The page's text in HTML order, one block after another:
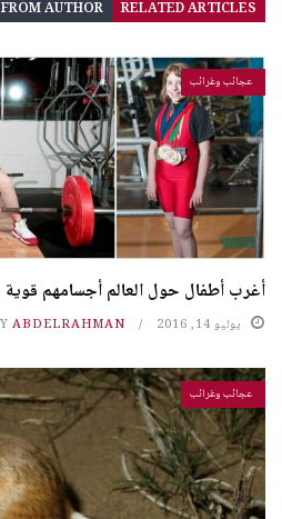
RELATED ARTICLES
AUTHOR
عجائب وغرائب
أغرب أطفال حول العالم أجسامهم
يوليو 14, 2016 ABDELRAHMAN
عجائب وغرائب